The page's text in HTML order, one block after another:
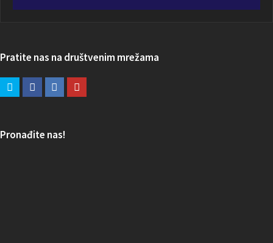
Pratite nas na društvenim mrežama
Pronađite nas!